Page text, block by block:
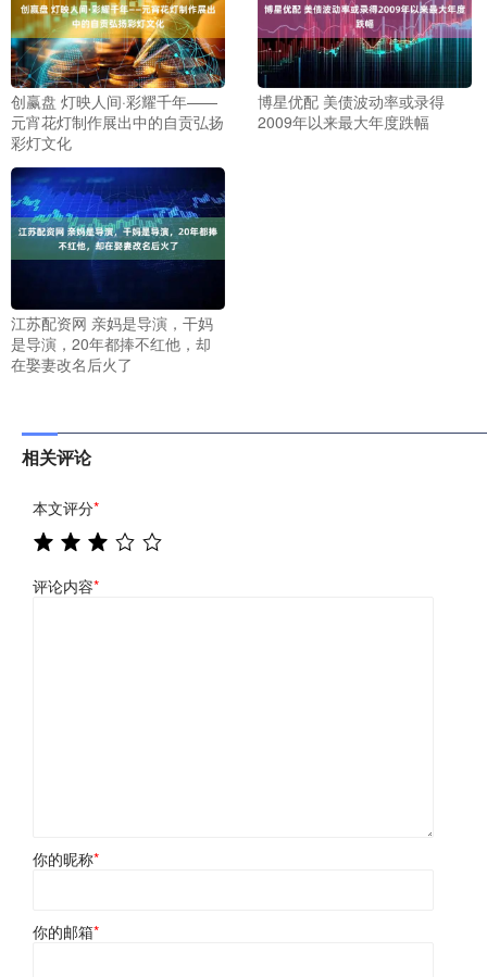
创赢盘 灯映人间·彩耀千年——
元宵花灯制作展出中的自贡弘扬
彩灯文化
博星优配 美债波动率或录得
2009年以来最大年度跌幅
江苏配资网 亲妈是导演，干妈
是导演，20年都捧不红他，却
在娶妻改名后火了
相关评论
本文评分*
评论内容*
你的昵称*
你的邮箱*